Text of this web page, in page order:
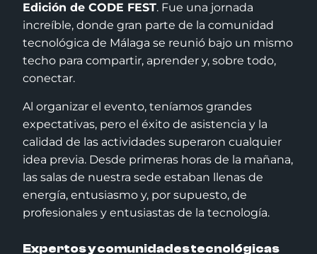
Edición de CODE FEST. Fue una jornada
increíble, donde gran parte de la comunidad
tecnológica de Málaga se reunió bajo un mismo
techo para compartir, aprender y, sobre todo,
conectar.
Al organizar el evento, teníamos grandes
expectativas, pero el éxito de asistencia y la
calidad de las actividades superaron cualquier
idea previa. Desde primeras horas de la mañana,
las salas de nuestra sede estaban llenas de
energía, entusiasmo y, por supuesto, de
profesionales y entusiastas de la tecnología.
Expertos y comunidades tecnológicas